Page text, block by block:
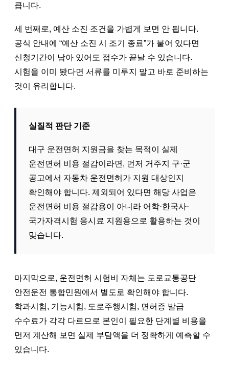
큽니다.
세 번째로, 예산 소진 조건을 가볍게 보면 안 됩니다.
공식 안내에 “예산 소진 시 조기 종료”가 붙어 있다면
신청기간이 남아 있어도 접수가 끝날 수 있습니다.
시험을 이미 봤다면 서류를 미루지 말고 바로 준비하는
것이 유리합니다.
실질적 판단 기준
대구 운전면허 지원금을 찾는 목적이 실제
운전면허 비용 절감이라면, 먼저 거주지 구·군
공고에서 자동차 운전면허가 지원 대상인지
확인해야 합니다. 제외되어 있다면 해당 사업은
운전면허 비용 절감용이 아니라 어학·한국사·
국가자격시험 응시료 지원용으로 활용하는 것이
맞습니다.
마지막으로, 운전면허 시험비 자체는 도로교통공단
안전운전 통합민원에서 별도로 확인해야 합니다.
학과시험, 기능시험, 도로주행시험, 면허증 발급
수수료가 각각 다르므로 본인이 필요한 단계별 비용을
먼저 계산해 보면 실제 부담액을 더 정확하게 예측할 수
있습니다.